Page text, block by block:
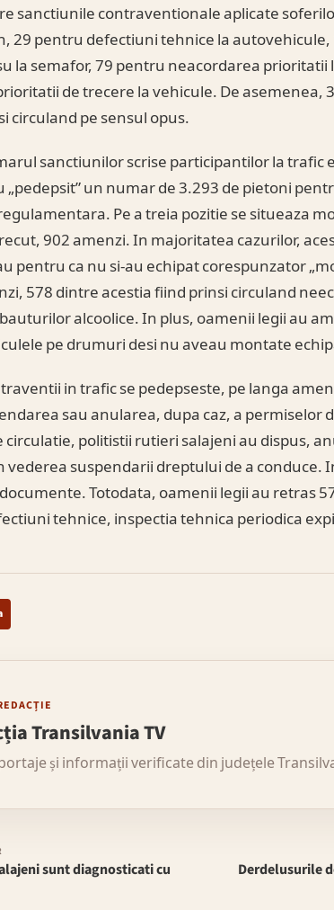
sanctiunile contraventionale aplicate
29 pentru defectiuni tehnice la
la semafor, 79 pentru neacordarea prioritatii
de trecere la vehicule. De asemenea,
circuland pe sensul opus.
sanctiunilor scrise participantilor la trafic
un numar de 3.293 de pietoni
Pe a treia pozitie se situeaza
902 amenzi. In majoritatea cazurilor,
pentru ca nu si-au echipat corespunzator
578 dintre acestia fiind prinsi circuland
alcoolice. In plus, oamenii legii au
pe drumuri desi nu aveau montate
in trafic se pedepseste, pe langa
sau anularea, dupa caz, a permiselor
circulatie, politistii rutieri salajeni au dispus,
vederea suspendarii dreptului de a conduce.
Totodata, oamenii legii au retras
tehnice, inspectia tehnica periodica
Transilvania TV
și informații verificate din județele
sunt diagnosticati cu
Derdelusurile